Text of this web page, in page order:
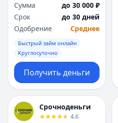
Сумма
до 30 000 ₽
Срок
до 30 дней
Одобрение
Среднее
Быстрый займ онлайн
Круглосуточно
Получить деньги
Срочноденьги
4.6